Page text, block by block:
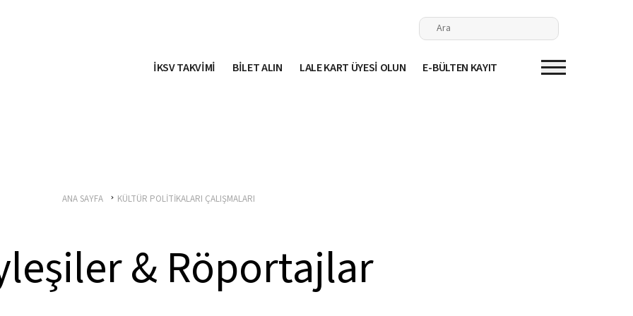
İKSV TAKVİMİ BİLET ALIN LALE KART ÜYESİ OLUN E-BÜLTEN KAYIT
ANA SAYFA KÜLTÜR POLİTİKALARI ÇALIŞMALARI
& Röportajlar